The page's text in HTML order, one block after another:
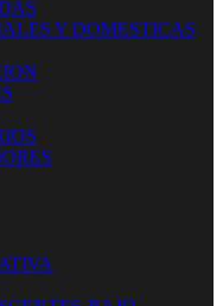
Y DOMESTICAS